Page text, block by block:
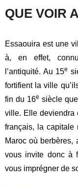
QUE VOIR
Essaouira est une
à, en effet,
l’antiquité. Au 15e
fortifient la ville
fin du 16e siècle
ville. Elle deviendra
français, la capitale
Maroc où berbères,
vous invite donc à
vous imprégner de